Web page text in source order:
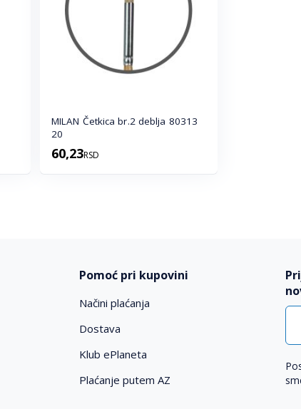
MILAN Četkica br.2 deblja 80313
20
60,23RSD
Pomoć pri kupovini
Načini plaćanja
Dostava
Klub ePlaneta
Plaćanje putem AZ